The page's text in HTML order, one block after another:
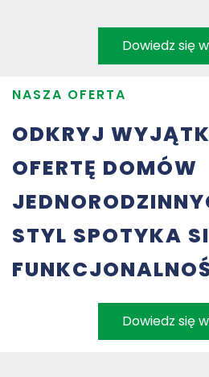
Dowiedz się
NASZA OFERTA
ODKRYJ
OFERTĘ DOMÓW
STYL SPOTYKA
Dowiedz się